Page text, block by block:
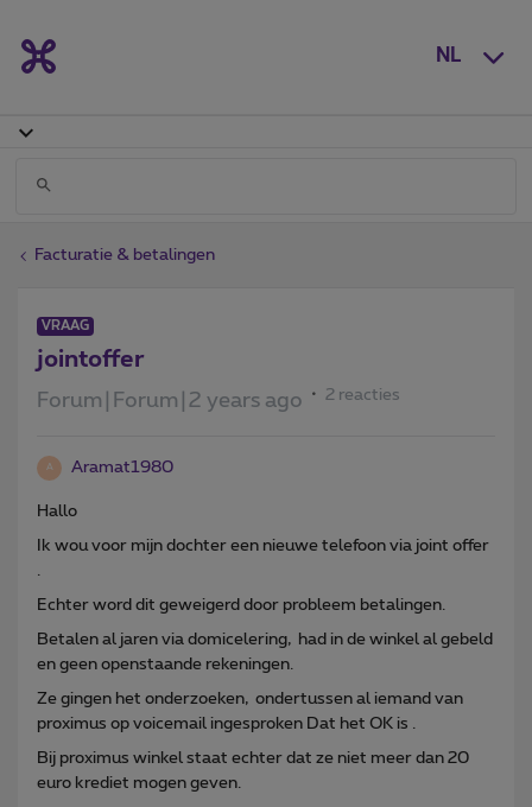
NL
Facturatie & betalingen
VRAAG
jointoffer
Forum|Forum|2 years ago 2 reacties
A Aramat1980
Hallo
Ik wou voor mijn dochter een nieuwe telefoon via joint offer
Echter word dit geweigerd door probleem betalingen.
Betalen al jaren via domicelering, had in de winkel al gebeld
en geen openstaande rekeningen.
Ze gingen het onderzoeken, ondertussen al iemand van
proximus op voicemail ingesproken Dat het OK is .
Bij proximus winkel staat echter dat ze niet meer dan 20
euro krediet mogen geven.